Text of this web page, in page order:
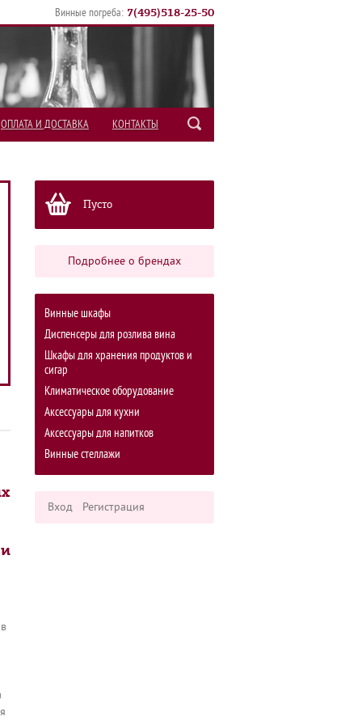
Винные погреба: 7(495)518-25-50
ОПЛАТА И ДОСТАВКА КОНТАКТЫ
Пусто
Подробнее о брендах
Винные шкафы
Диспенсеры для розлива вина
Шкафы для хранения продуктов и
сигар
Климатическое оборудование
Аксессуары для кухни
Аксессуары для напитков
Винные стеллажи
Вход Регистрация